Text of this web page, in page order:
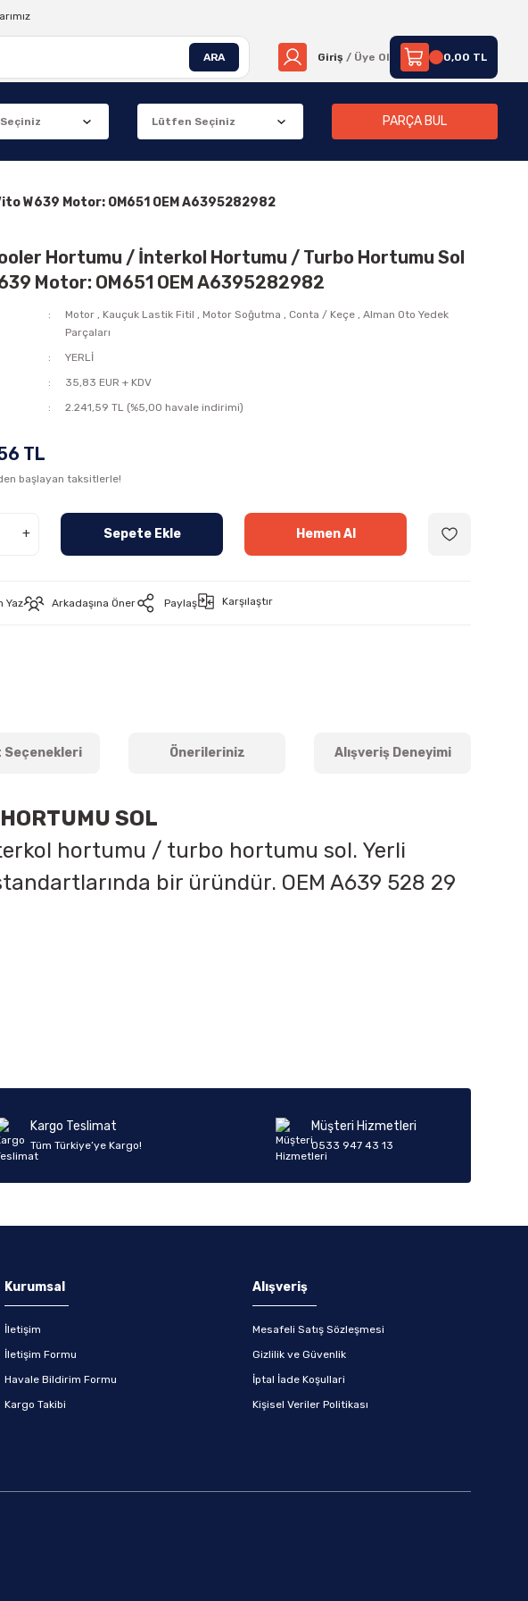
ARA Giriş / Üye Ol 0,00 TL
PARÇA BUL
W639 Motor: OM651 OEM A6395282982
Hortumu / İnterkol Hortumu / Turbo Hortumu Sol
Motor: OM651 OEM A6395282982
Motor , Kauçuk Lastik Fitil , Motor Soğutma , Conta / Keçe ,Alman Oto Yedek
Parçaları
YERLİ
35,83 EUR + KDV
2.241,59 TL (%5,00 havale indirimi)
TL
başlayan taksitlerle!
+ Sepete Ekle Hemen Al
Yaz Arkadaşına Öner Paylaş Karşılaştır
Seçenekleri Önerileriniz Alışveriş Deneyimi
SOL
hortumu / turbo hortumu sol. Yerli
bir üründür. OEM A639 528 29
Kargo Teslimat
Tüm Türkiye’ye Kargo!
Müşteri Hizmetleri
0533 947 43 13
Kurumsal
İletişim
İletişim Formu
Havale Bildirim Formu
Kargo Takibi
Alışveriş
Mesafeli Satış Sözleşmesi
Gizlilik ve Güvenlik
İptal İade Koşullari
Kişisel Veriler Politikası